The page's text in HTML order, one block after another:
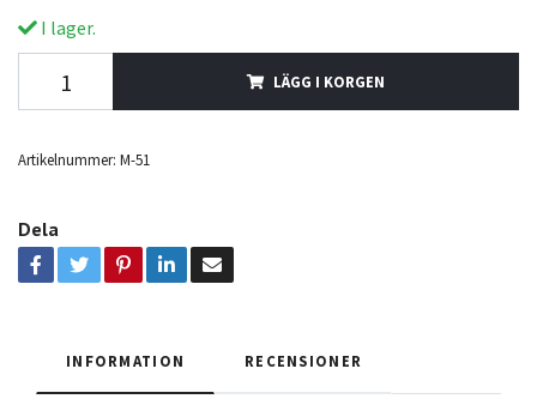
I lager.
LÄGG I KORGEN
Artikelnummer: M-51
Dela
INFORMATION RECENSIONER